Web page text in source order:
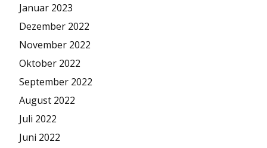
Januar 2023
Dezember 2022
November 2022
Oktober 2022
September 2022
August 2022
Juli 2022
Juni 2022